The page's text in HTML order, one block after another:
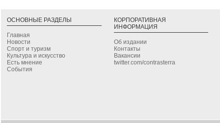
ОСНОВНЫЕ РАЗДЕЛЫ
Главная
Новости
Спорт и туризм
Культура и искусство
Есть мнение
События
КОРПОРАТИВНАЯ
ИНФОРМАЦИЯ
Об издании
Контакты
Вакансии
twitter.com/contrasterra